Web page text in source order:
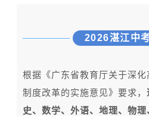
2026湛江中
根据《广东省教育厅关于深
制度改革的实施意见》要求，
史、数学、外语、地理、物